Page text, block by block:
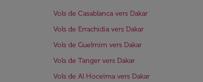
Vols de Casablanca vers Dakar
Vols de Errachidia vers Dakar
Vols de Guelmim vers Dakar
Vols de Tanger vers Dakar
Vols de Al Hoceïma vers Dakar